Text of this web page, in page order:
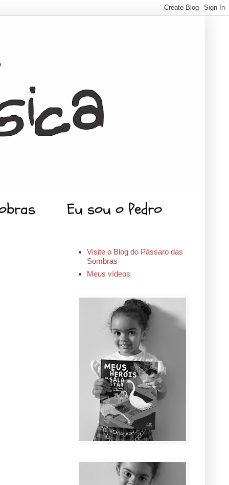
Eu sou o Pedro
Visite o Blog do Pássaro das
Sombras
Meus vídeos